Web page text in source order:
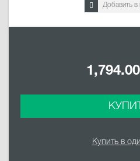
Добавить в
Купить в